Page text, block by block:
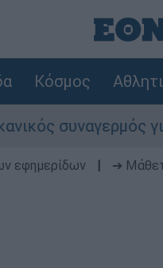
Κόσμος
για
εφημερίδων ➔